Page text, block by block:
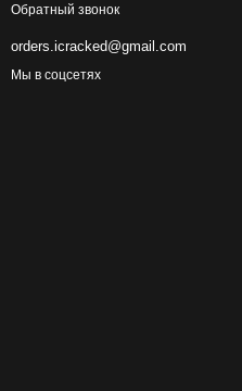
Обратный звонок
orders.icracked@gmail.com
Мы в соцсетях